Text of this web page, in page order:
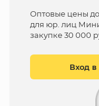
Оптовые цены
для юр. лиц
закупке 30 000
Вход